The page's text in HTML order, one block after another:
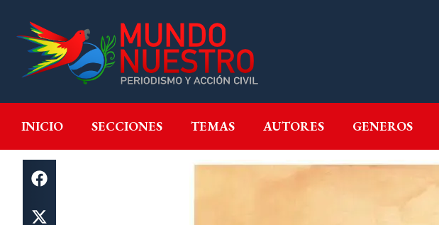
INICIO SECCIONES TEMAS AUTORES GENEROS
INICIO SECCIONES